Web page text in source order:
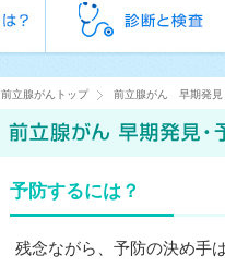
前立腺がんトップ 前立腺がん 早期発見
予防するには？
残念ながら、予防の決め手